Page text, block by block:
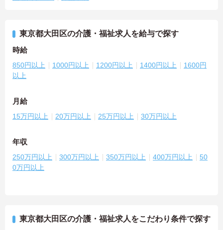
東京都大田区の介護・福祉求人を給与で探す
時給
850円以上 1000円以上 1200円以上 1400円以上
1600円
以上
月給
15万円以上 20万円以上 25万円以上 30万円以上
年収
250万円以上 300万円以上 350万円以上 400万円以上
50
0万円以上
東京都大田区の介護・福祉求人をこだわり条件で探す